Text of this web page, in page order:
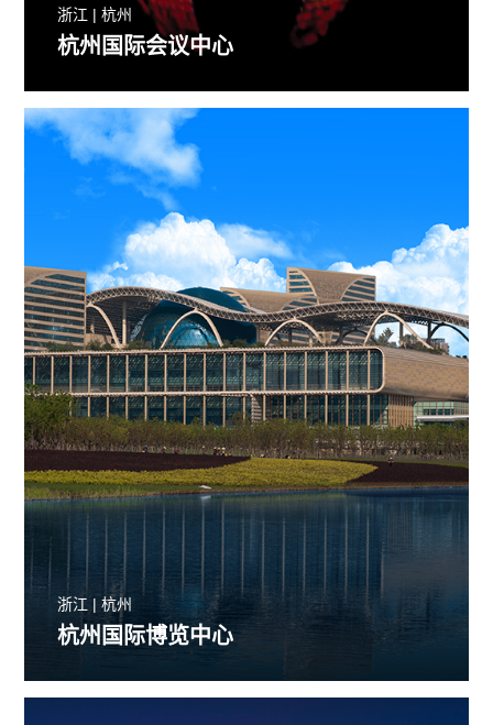
浙江 | 杭州
杭州国际会议中心
浙江 | 杭州
杭州国际博览中心